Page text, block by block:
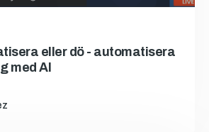
eller dö - automatisera
med AI